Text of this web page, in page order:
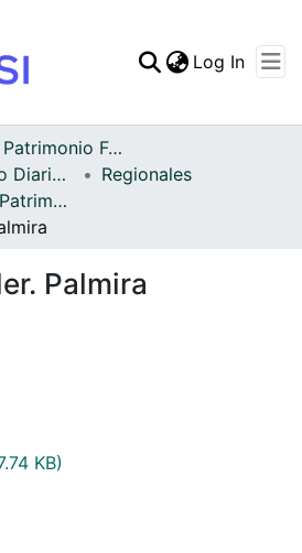
Statistics
Log In
Archivo del Patrimonio Fotográfico y Fílmico del Valle del Cauca
Fondo Fotográfico Diario Occidente
Regionales
FFDO - Palmira - Patrimonial
Palmira
KB)